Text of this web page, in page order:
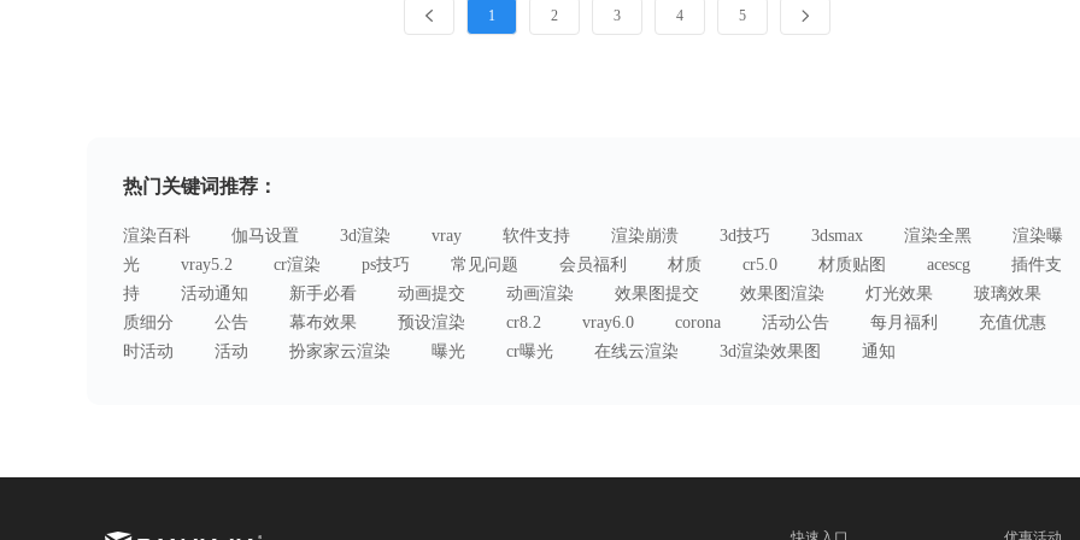
1 2 3 4 5
热门关键词推荐：
渲染百科 伽马设置 3d渲染 vray 软件支持 渲染崩溃 3d技巧 3dsmax 渲染全黑
渲染曝
光
vray5.2 cr渲染 ps技巧 常见问题 会员福利 材质 cr5.0 材质贴图 acescg
插件支
持
活动通知 新手必看 动画提交 动画渲染 效果图提交 效果图渲染 灯光效果 玻璃效果
质细分
公告 幕布效果 预设渲染 cr8.2 vray6.0 corona 活动公告 每月福利 充值优惠
时活动
活动 扮家家云渲染 曝光 cr曝光 在线云渲染 3d渲染效果图 通知